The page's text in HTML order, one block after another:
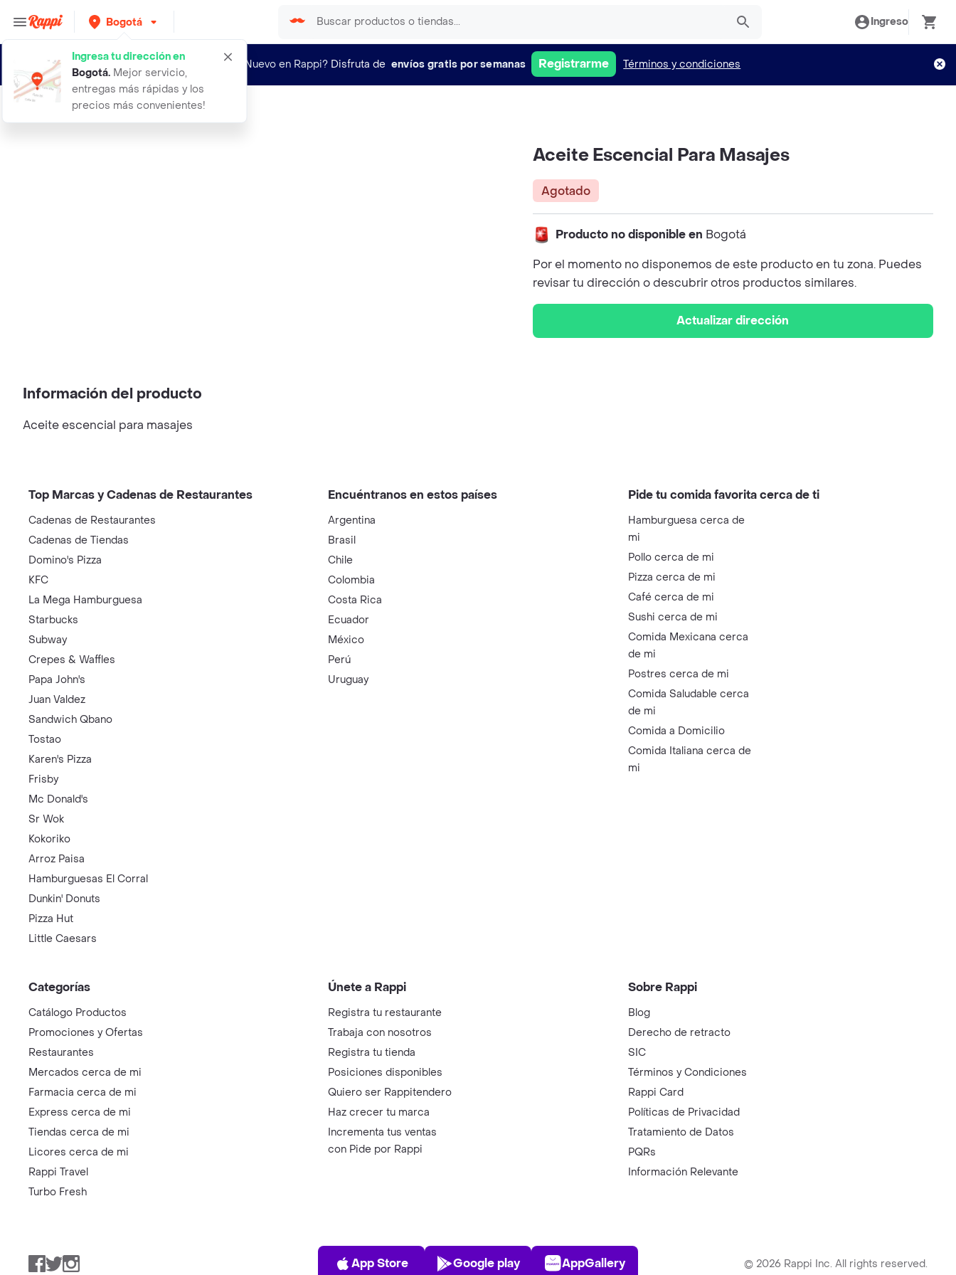
Bogotá
Ingresa tu dirección en
Bogotá. Mejor servicio,
entregas más rápidas y los
precios más convenientes!
Ingreso
¿Nuevo en Rappi? Disfruta de envíos gratis por semanas Registrarme Términos y condiciones
aceite escencial para masajes
Aceite Escencial Para Masajes
Agotado
Producto no disponible en Bogotá
Por el momento no disponemos de este producto en tu zona. Puedes
revisar tu dirección o descubrir otros productos similares.
Actualizar dirección
Información del producto
Aceite escencial para masajes
Top Marcas y Cadenas de Restaurantes
Cadenas de Restaurantes
Cadenas de Tiendas
Domino's Pizza
KFC
La Mega Hamburguesa
Starbucks
Subway
Crepes & Waffles
Papa John's
Juan Valdez
Sandwich Qbano
Tostao
Karen's Pizza
Frisby
Mc Donald's
Sr Wok
Kokoriko
Arroz Paisa
Hamburguesas El Corral
Dunkin' Donuts
Pizza Hut
Little Caesars
Encuéntranos en estos países
Argentina
Brasil
Chile
Colombia
Costa Rica
Ecuador
México
Perú
Uruguay
Pide tu comida favorita cerca de ti
Hamburguesa cerca de
mi
Pollo cerca de mi
Pizza cerca de mi
Café cerca de mi
Sushi cerca de mi
Comida Mexicana cerca
de mi
Postres cerca de mi
Comida Saludable cerca
de mi
Comida a Domicilio
Comida Italiana cerca de
mi
Categorías
Catálogo Productos
Promociones y Ofertas
Restaurantes
Mercados cerca de mi
Farmacia cerca de mi
Express cerca de mi
Tiendas cerca de mi
Licores cerca de mi
Rappi Travel
Turbo Fresh
Únete a Rappi
Registra tu restaurante
Trabaja con nosotros
Registra tu tienda
Posiciones disponibles
Quiero ser Rappitendero
Haz crecer tu marca
Incrementa tus ventas
con Pide por Rappi
Sobre Rappi
Blog
Derecho de retracto
SIC
Términos y Condiciones
Rappi Card
Políticas de Privacidad
Tratamiento de Datos
PQRs
Información Relevante
Facebook
TwitterInstagram
App Store
App Store
Play Store
Google play
AppGallery
AppGallery © 2026 Rappi Inc. All rights reserved.